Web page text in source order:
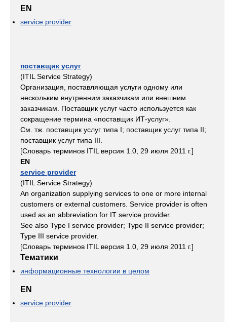
EN
service provider
поставщик услуг
(ITIL Service Strategy)
Организация, поставляющая услуги одному или
нескольким внутренним заказчикам или внешним
заказчикам. Поставщик услуг часто используется как
сокращение термина «поставщик ИТ-услуг».
См. тж. поставщик услуг типа I; поставщик услуг типа II;
поставщик услуг типа III.
[Словарь терминов ITIL версия 1.0, 29 июля 2011 г.]
EN
service provider
(ITIL Service Strategy)
An organization supplying services to one or more internal
customers or external customers. Service provider is often
used as an abbreviation for IT service provider.
See also Type I service provider; Type II service provider;
Type III service provider.
[Словарь терминов ITIL версия 1.0, 29 июля 2011 г.]
Тематики
информационные технологии в целом
EN
service provider